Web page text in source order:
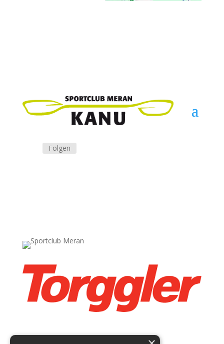
Folgen